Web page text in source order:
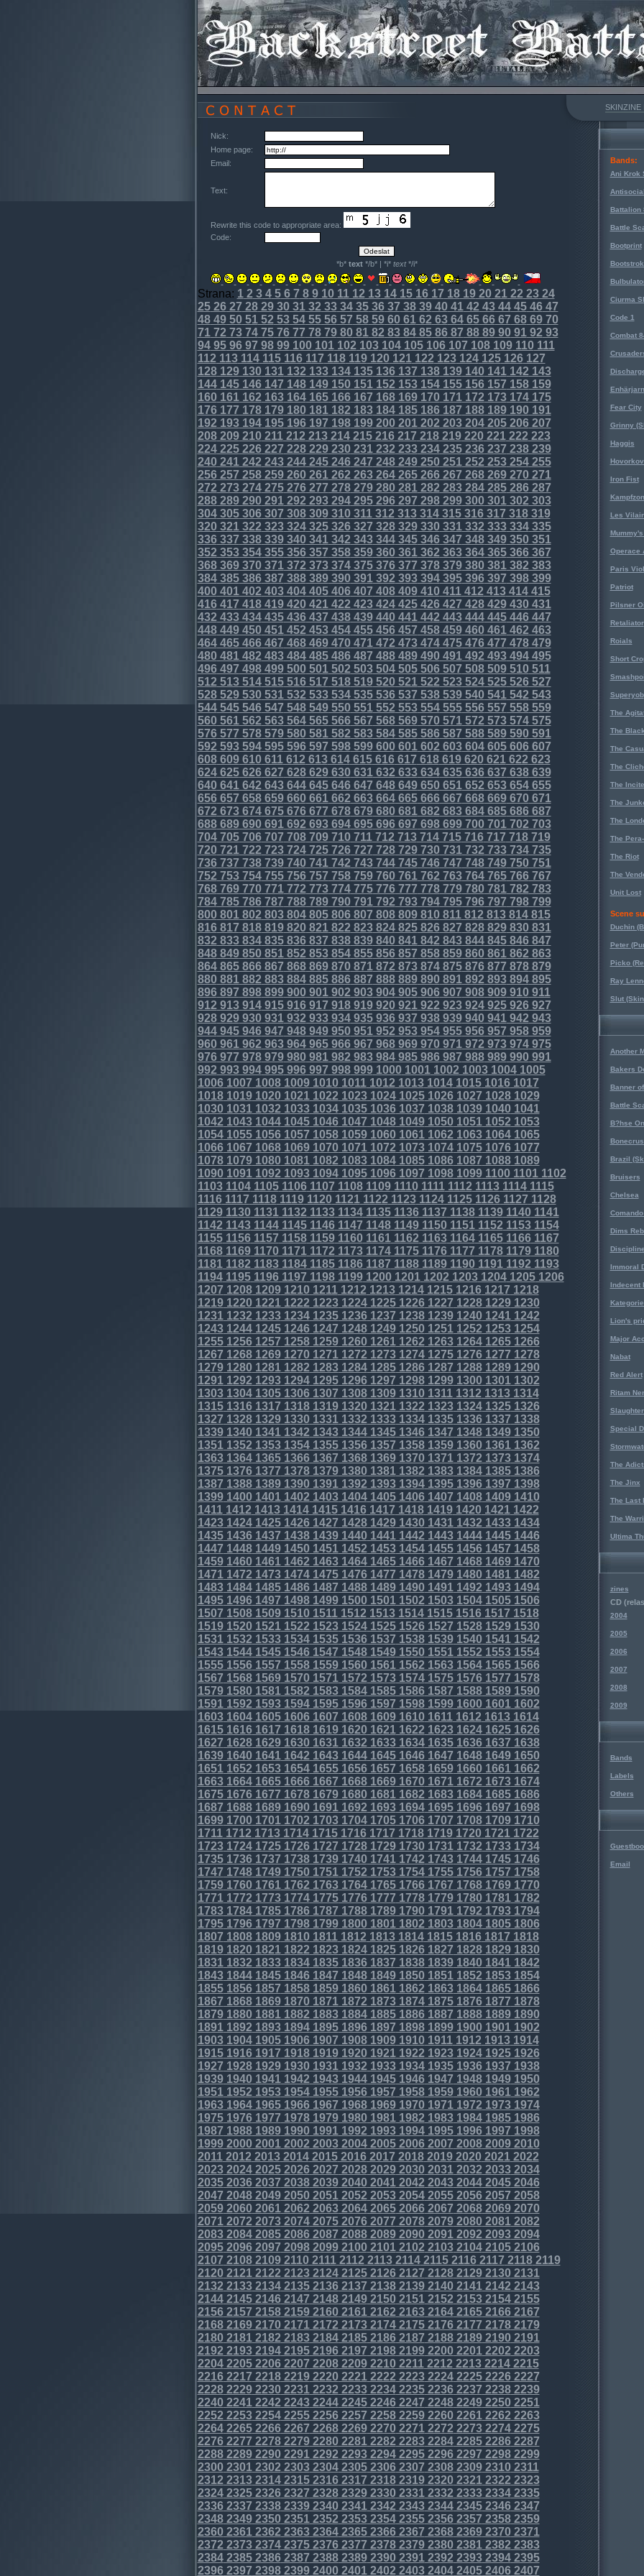
SKINZINE
Nick:
Home page:
Email:
Text:
Rewrite this code to appropriate area:
Code:
*b* text*/b* | *i* text*/i*
Strana: 12 34567 89101112 1314151617 1819202122 2324
252627 2829303132 3334353637 3839404142 4344454647
4849505152 5354555657 5859606162 6364656667 686970
7172 7374757677 7879808182 8384858687 8889909192 93
94959697 9899100101102 103104105106107 108109110111
112 113114115116117 118119120121122 123124125126127
128129130131132 133134135136137 138139140141142 143
144145146147 148149150151152 153154155156157 158159
160161162 163164165166167 168169170171172 173174175
176177 178179180181182 183184185186187 188189190191
192 193194195196197 198199200201202 203204205206207
208209210211212 213214215216217 218219220221222 223
224225226227 228229230231232 233234235236237 238239
240241242 243244245246247 248249250251252 253254255
256257 258259260261262 263264265266267 268269270271
272 273274275276277 278279280281282 283284285286287
288289290291292 293294295296297 298299300301302 303
304305306307 308309310311312 313314315316317 318319
320321322 323324325326327 328329330331332 333334335
336337 338339340341342 343344345346347 348349350351
352 353354355356357 358359360361362 363364365366367
368369370371372 373374375376377 378379380381382 383
384385386387 388389390391392 393394395396397 398399
400401402 403404405406407 408409410411412 413414415
416417 418419420421422 423424425426427 428429430431
432 433434435436437 438439440441442 443444445446447
448449450451452 453454455456457 458459460461462 463
464465466467 468469470471472 473474475476477 478479
480481482 483484485486487 488489490491492 493494495
496497 498499500501502 503504505506507 508509510511
512 513514515516517 518519520521522 523524525526527
528529530531532 533534535536537 538539540541542 543
544545546547 548549550551552 553554555556557 558559
560561562 563564565566567 568569570571572 573574575
576577 578579580581582 583584585586587 588589590591
592 593594595596597 598599600601602 603604605606607
608609610611612 613614615616617 618619620621622 623
624625626627 628629630631632 633634635636637 638639
640641642 643644645646647 648649650651652 653654655
656657 658659660661662 663664665666667 668669670671
672 673674675676677 678679680681682 683684685686687
688689690691692 693694695696697 698699700701702 703
704705706707 708709710711712 713714715716717 718719
720721722 723724725726727 728729730731732 733734735
736737 738739740741742 743744745746747 748749750751
752 753754755756757 758759760761762 763764765766767
768769770771772 773774775776777 778779780781782 783
784785786787 788789790791792 793794795796797 798799
800801802 803804805806807 808809810811812 813814815
816817 818819820821822 823824825826827 828829830831
832 833834835836837 838839840841842 843844845846847
848849850851852 853854855856857 858859860861862 863
864865866867 868869870871872 873874875876877 878879
880881882 883884885886887 888889890891892 893894895
896897 898899900901902 903904905906907 908909910911
912 913914915916917 918919920921922 923924925926927
928929930931932 933934935936937 938939940941942 943
944945946947 948949950951952 953954955956957 958959
960961962 963964965966967 968969970971972 973974975
976977 978979980981982 983984985986987 988989990991
992 993994995996997 998999100010011002 100310041005
10061007 10081009101010111012 10131014101510161017
10181019102010211022 10231024102510261027 10281029
103010311032 10331034103510361037 1038103910401041
1042 10431044104510461047 10481049105010511052 1053
1054105510561057 10581059106010611062 106310641065
10661067 10681069107010711072 10731074107510761077
10781079108010811082 10831084108510861087 10881089
109010911092 10931094109510961097 10981099110011011102
11031104110511061107 11081109111011111112 111311141115
11161117 11181119112011211122 11231124112511261127 1128
1129113011311132 11331134113511361137 1138113911401141
1142 11431144114511461147 11481149115011511152 11531154
115511561157 11581159116011611162 11631164116511661167
11681169117011711172 11731174117511761177 117811791180
11811182 11831184118511861187 11881189119011911192 1193
1194119511961197 11981199120012011202 1203120412051206
1207 12081209121012111212 12131214121512161217 1218
1219122012211222 12231224122512261227 122812291230
12311232 12331234123512361237 12381239124012411242
12431244124512461247 12481249125012511252 12531254
125512561257 12581259126012611262 1263126412651266
1267 12681269127012711272 12731274127512761277 1278
1279128012811282 12831284128512861287 128812891290
12911292 12931294129512961297 12981299130013011302
13031304130513061307 13081309131013111312 13131314
131513161317 13181319132013211322 1323132413251326
1327 13281329133013311332 13331334133513361337 1338
1339134013411342 13431344134513461347 134813491350
13511352 13531354135513561357 13581359136013611362
13631364136513661367 13681369137013711372 13731374
137513761377 13781379138013811382 1383138413851386
1387 13881389139013911392 13931394139513961397 1398
1399140014011402 14031404140514061407 140814091410
14111412 14131414141514161417 14181419142014211422
14231424142514261427 14281429143014311432 14331434
143514361437 14381439144014411442 1443144414451446
1447 14481449145014511452 14531454145514561457 1458
1459146014611462 14631464146514661467 146814691470
14711472 14731474147514761477 14781479148014811482
14831484148514861487 14881489149014911492 14931494
149514961497 14981499150015011502 1503150415051506
1507 15081509151015111512 15131514151515161517 1518
1519152015211522 15231524152515261527 152815291530
15311532 15331534153515361537 15381539154015411542
15431544154515461547 15481549155015511552 15531554
155515561557 15581559156015611562 1563156415651566
1567 15681569157015711572 15731574157515761577 1578
1579158015811582 15831584158515861587 158815891590
15911592 15931594159515961597 15981599160016011602
16031604160516061607 16081609161016111612 16131614
161516161617 16181619162016211622 1623162416251626
1627 16281629163016311632 16331634163516361637 1638
1639164016411642 16431644164516461647 164816491650
16511652 16531654165516561657 16581659166016611662
16631664166516661667 16681669167016711672 16731674
167516761677 16781679168016811682 1683168416851686
1687 16881689169016911692 16931694169516961697 1698
1699170017011702 17031704170517061707 170817091710
17111712 17131714171517161717 17181719172017211722
17231724172517261727 17281729173017311732 17331734
173517361737 17381739174017411742 1743174417451746
1747 17481749175017511752 17531754175517561757 1758
1759176017611762 17631764176517661767 176817691770
17711772 17731774177517761777 17781779178017811782
17831784178517861787 17881789179017911792 17931794
179517961797 17981799180018011802 1803180418051806
1807 18081809181018111812 18131814181518161817 1818
1819182018211822 18231824182518261827 182818291830
18311832 18331834183518361837 18381839184018411842
18431844184518461847 18481849185018511852 18531854
185518561857 18581859186018611862 1863186418651866
1867 18681869187018711872 18731874187518761877 1878
1879188018811882 18831884188518861887 188818891890
18911892 18931894189518961897 18981899190019011902
19031904190519061907 19081909191019111912 19131914
191519161917 19181919192019211922 1923192419251926
1927 19281929193019311932 19331934193519361937 1938
1939194019411942 19431944194519461947 194819491950
19511952 19531954195519561957 19581959196019611962
19631964196519661967 19681969197019711972 19731974
197519761977 19781979198019811982 1983198419851986
1987 19881989199019911992 19931994199519961997 1998
1999200020012002 20032004200520062007 200820092010
20112012 20132014201520162017 20182019202020212022
20232024202520262027 20282029203020312032 20332034
203520362037 20382039204020412042 2043204420452046
2047 20482049205020512052 20532054205520562057 2058
2059206020612062 20632064206520662067 206820692070
20712072 20732074207520762077 20782079208020812082
20832084208520862087 20882089209020912092 20932094
209520962097 20982099210021012102 2103210421052106
2107 21082109211021112112 21132114211521162117 21182119
212021212122 21232124212521262127 2128212921302131
2132 21332134213521362137 21382139214021412142 2143
2144214521462147 21482149215021512152 215321542155
21562157 21582159216021612162 21632164216521662167
21682169217021712172 21732174217521762177 21782179
218021812182 21832184218521862187 2188218921902191
2192 21932194219521962197 21982199220022012202 2203
2204220522062207 22082209221022112212 221322142215
22162217 22182219222022212222 22232224222522262227
22282229223022312232 22332234223522362237 22382239
224022412242 22432244224522462247 2248224922502251
2252 22532254225522562257 22582259226022612262 2263
2264226522662267 22682269227022712272 227322742275
22762277 22782279228022812282 22832284228522862287
22882289229022912292 22932294229522962297 22982299
230023012302 23032304230523062307 2308230923102311
2312 23132314231523162317 23182319232023212322 2323
2324232523262327 23282329233023312332 233323342335
23362337 23382339234023412342 23432344234523462347
23482349235023512352 23532354235523562357 23582359
236023612362 23632364236523662367 2368236923702371
2372 23732374237523762377 23782379238023812382 2383
2384238523862387 23882389239023912392 239323942395
23962397 23982399240024012402 24032404240524062407
Bands:
Ani Krok
Battalion
Battle
Bootprint
Ciurma
Code 1
Combat
Fear City
Grinny
Haggis
Iron Fist
Les
Operace
Paris
Patriot
Pilsner
Retaliator
Roials
Short
Superyob
The
The
The
The
The
The
The
The
The Riot
The
Unit Lost
Scene
Duchin
Peter
Picko
Ray
Slut
Another
Bakers
Banner
Battle
B?hse
Brazil
Bruisers
Chelsea
Dims
Immoral
Indecent
Lion's
Major
Nabat
Red Alert
Ritam
Special
The
The Jinx
The Last
The
Ultima
zines
CD
2004
2005
2006
2007
2008
2009
Bands
Labels
Others
Email